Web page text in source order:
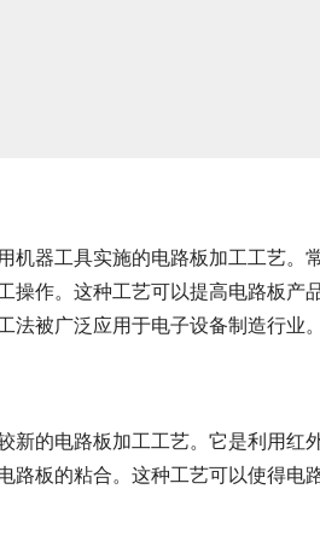
机器工具实施的电路板加工工艺
操作。这种工艺可以提高电路板
法被广泛应用于电子设备制造行业。
新的电路板加工工艺。它是利用
路板的粘合。这种工艺可以使得